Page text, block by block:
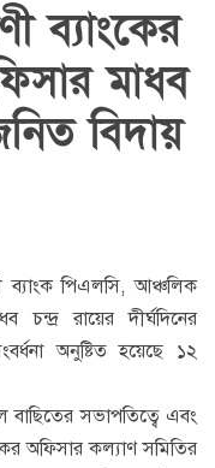
ব্যাংকের
মাধব
বিদায়
পিএলসি, আঞ্চলিক
চন্দ্র রায়ের দীর্ঘদিনের
অনুষ্টিত হয়েছে ১২
বাছিতের সভাপতিত্বে এবং
অফিসার কল্যাণ সমিতির